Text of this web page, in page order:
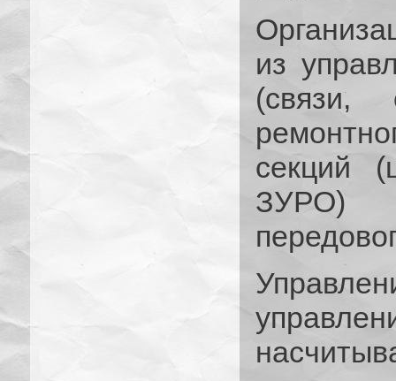
из
(связи,
секций
ЗУРО)